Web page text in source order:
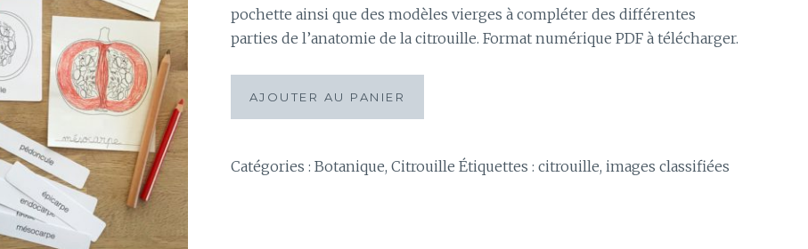
pochette ainsi que des modèles vierges à compléter des différentes
parties de l’anatomie de la citrouille. Format numérique PDF à télécharger.
classifiées
AJOUTER AU PANIER
Catégories : Botanique, Citrouille Étiquettes : citrouille, images classifiées